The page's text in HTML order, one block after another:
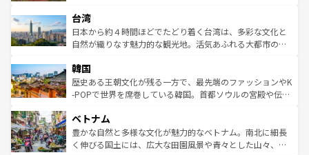
ならではの贅沢な旅のスタイルだ。 なお、新着のアメリカ
情報はコンテンツ一覧を参照してほしい。
れるおもてなしの心で訪れる人々を迎えてくれるハワイの
人々、おいしいローカルフードやハワイアンミュージッ
ク、伝統的なフラダンスなど、すべてがハワイの魅力を彩
ワイを、存分に味わってほしい。 なお、新着のハワイ情報
はコンテンツ一覧を参照してほしい。
リアリーフや大陸中央部にそびえるウルル（エアーズロッ
ク）、タスマニアの美しい原生林やケアンズの熱帯雨林な
ど、見どころがたくさん。また、カフェやワイン、オージ
いる。アクティビティも充実しており、サーフィンやダイ
ビング、ハイキングなど、アウトドア好きにはたまらな
い。オーストラリアの多彩な魅力を存分に味わいつくそ
参照してほしい。
台湾
日本から約４時間ほどでたどり着く台湾は、多彩な文化と
自然が織りなす魅力的な観光地。活気あふれる大都市の台
ン）、静ひつな山岳地帯である台湾東部など、都市の喧騒
と山間の静けさが共存しており、訪れる人に新しい発見と
驚きをもたらしてくれる。また、奥深い台湾の食文化も魅
容にもいいと評判のスイーツなど、バラエティ豊かな料理
が味わえる。 なお、新着の台湾情報は コンテンツ一覧を参
照してほしい。
韓国
歴史ある王朝文化が残る一方で、最先端のファッションやK
-POPで世界を席巻している韓国。首都ソウルの宮殿や伝統
き、地方に足を延ばせば四季折々の自然美を楽しむことが
できる。そして、キムチや焼肉、絶品のストリートフード
まで、さまざまな韓国料理が待っている。夜には、韓国な
ベトナム
豊かな自然と多様な文化が魅力的なベトナム。南北に細長
く伸びる国土には、広大な田園風景や青々とした山々、世